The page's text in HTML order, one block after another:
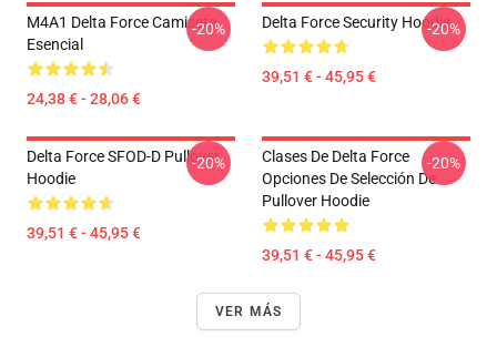
M4A1 Delta Force Camiseta
Esencial
24,38 € - 28,06 €
-20% Delta Force Security Hoodie
39,51 € - 45,95 €
-20%
Delta Force SFOD-D Pullover
Hoodie
39,51 € - 45,95 €
-20%
Clases De Delta Force
Opciones De Selección De
Pullover Hoodie
39,51 € - 45,95 €
-20%
VER MÁS